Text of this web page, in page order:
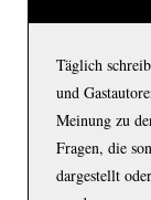
Täglich
und
Meinung zu
Fragen, die
dargestellt